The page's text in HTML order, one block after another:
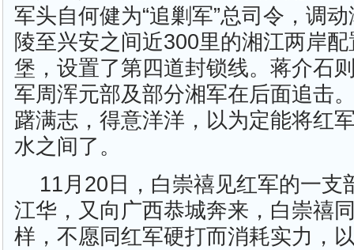
军头自何健为“追剿军”总司令，调
陵至兴安之间近300里的湘江两岸
堡，设置了第四道封锁线。蒋介石
军周浑元部及部分湘军在后面追击
躇满志，得意洋洋，以为定能将红
水之间了。
11月20日，白崇禧见红军的一支
江华，又向广西恭城奔来，白崇禧
样，不愿同红军硬打而消耗实力，